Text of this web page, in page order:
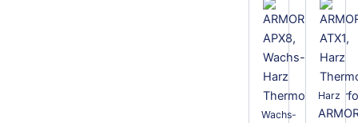
Wachs-
Harz